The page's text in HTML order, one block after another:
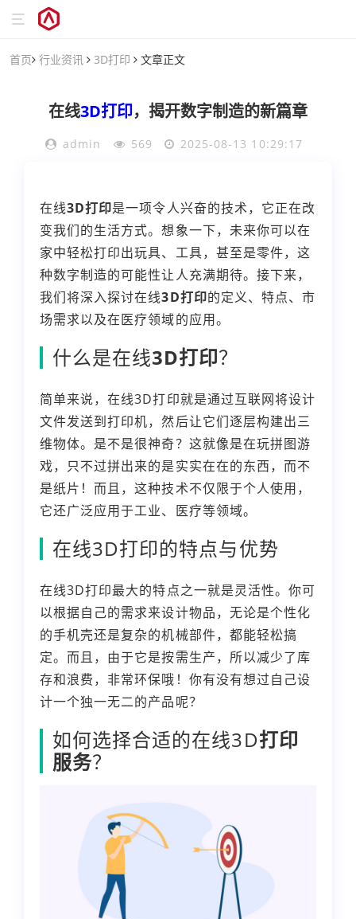
首页 行业资讯 3D打印 文章正文
在线3D打印，揭开数字制造的新篇章
admin 569 2025-08-13 10:29:17
在线3D打印是一项令人兴奋的技术，它正在改
变我们的生活方式。想象一下，未来你可以在
家中轻松打印出玩具、工具，甚至是零件，这
种数字制造的可能性让人充满期待。接下来，
我们将深入探讨在线3D打印的定义、特点、市
场需求以及在医疗领域的应用。
什么是在线3D打印？
简单来说，在线3D打印就是通过互联网将设计
文件发送到打印机，然后让它们逐层构建出三
维物体。是不是很神奇？这就像是在玩拼图游
戏，只不过拼出来的是实实在在的东西，而不
是纸片！而且，这种技术不仅限于个人使用，
它还广泛应用于工业、医疗等领域。
在线3D打印的特点与优势
在线3D打印最大的特点之一就是灵活性。你可
以根据自己的需求来设计物品，无论是个性化
的手机壳还是复杂的机械部件，都能轻松搞
定。而且，由于它是按需生产，所以减少了库
存和浪费，非常环保哦！你有没有想过自己设
计一个独一无二的产品呢？
如何选择合适的在线3D打印
服务？